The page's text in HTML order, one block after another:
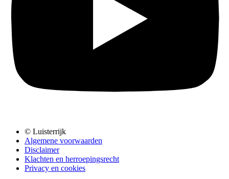
© Luisterrijk
Algemene voorwaarden
Disclaimer
Klachten en herroepingsrecht
Privacy en cookies